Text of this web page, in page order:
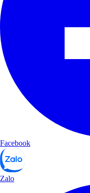
Facebook
Zalo